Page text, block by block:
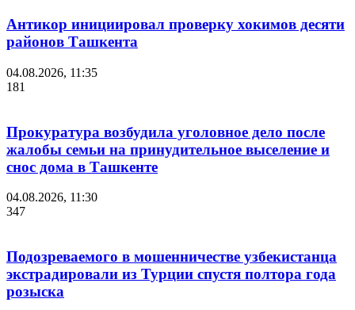
Антикор инициировал проверку хокимов десяти
районов Ташкента
04.08.2026, 11:35
181
Прокуратура возбудила уголовное дело после
жалобы семьи на принудительное выселение и
снос дома в Ташкенте
04.08.2026, 11:30
347
Подозреваемого в мошенничестве узбекистанца
экстрадировали из Турции спустя полтора года
розыска